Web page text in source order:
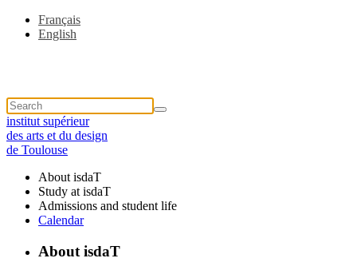
Français
English
institut supérieur
des arts et du design
de Toulouse
About isdaT
Study at isdaT
Admissions and student life
Calendar
About isdaT